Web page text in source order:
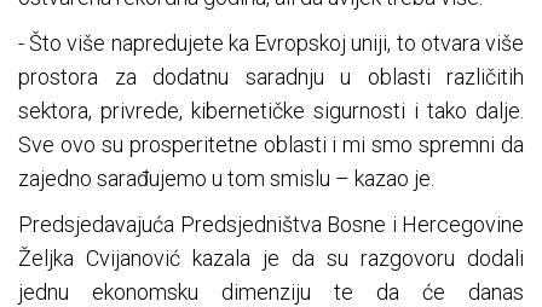
- Što više napredujete ka Evropskoj uniji, to otvara više
prostora za dodatnu saradnju u oblasti različitih
sektora, privrede, kibernetičke sigurnosti i tako dalje.
Sve ovo su prosperitetne oblasti i mi smo spremni da
zajedno sarađujemo u tom smislu – kazao je.
Predsjedavajuća Predsjedništva Bosne i Hercegovine
Željka Cvijanović kazala je da su razgovoru dodali
jednu ekonomsku dimenziju te da će danas